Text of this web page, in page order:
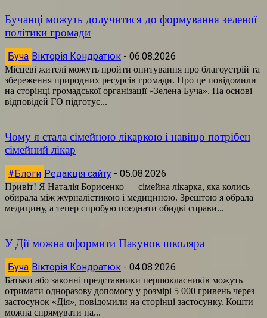
Бучанці можуть долучитися до формування зеленої
політики громади
Буча Вікторія Кондратюк - 06.08.2026
Місцеві жителі можуть пройти опитування про благоустрій та
збереження природних ресурсів громади. Про це повідомили
на сторінці громадської організації «Зелена Буча». На основі
відповідей ГО підготує...
Чому я стала сімейною лікаркою і навіщо потрібен
сімейний лікар
#Блоги Редакція сайту - 05.08.2026
Привіт! Я Наталія Борисенко — сімейна лікарка, яка колись
обирала між журналістикою і медициною. Зрештою я обрала
медицину, а тепер спробую поєднати обидві справи...
У Дії можна оформити Пакунок школяра
Буча Вікторія Кондратюк - 04.08.2026
Батьки або законні представники першокласників можуть
отримати одноразову допомогу у розмірі 5 000 гривень через
застосунок «Дія», повідомили на сторінці застосунку. Кошти
можна спрямувати на...